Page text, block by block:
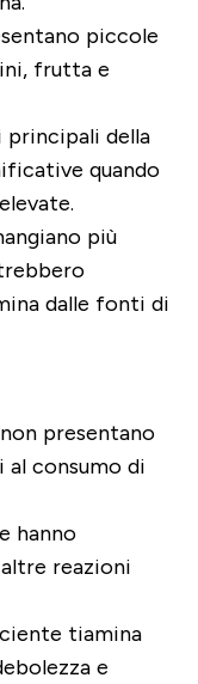
piccole
frutta e
principali della
quando
più
dalle fonti di
presentano
consumo di
hanno
reazioni
tiamina
e